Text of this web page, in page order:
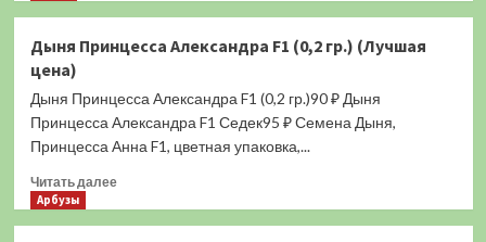
змеевидная
зелёный
(Армянский
0,5
гр.
Дыня Принцесса Александра F1 (0,2 гр.) (Лучшая
цена)
Дыня Принцесса Александра F1 (0,2 гр.)90 ₽ Дыня
Принцесса Александра F1 Седек95 ₽ Семена Дыня,
Принцесса Анна F1, цветная упаковка,...
Читать далееПрочитать
Арбузы